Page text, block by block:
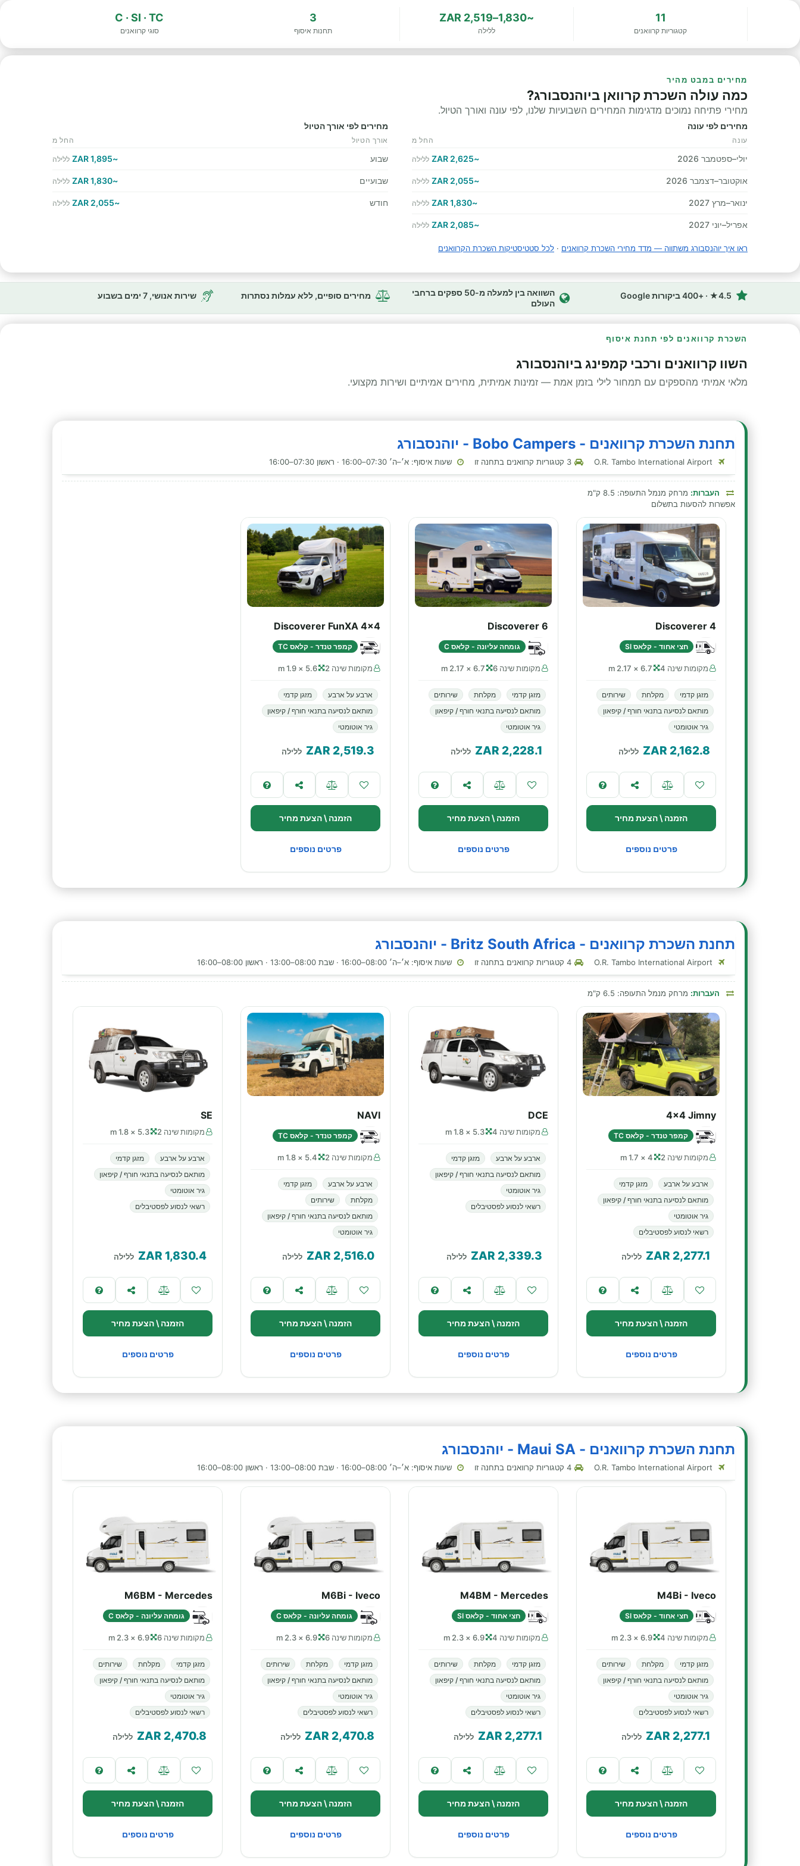
11
קטגוריות קרוואנים
~1,830–2,519 ZAR
ללילה
3
תחנות איסוף
C · SI · TC
סוגי קרוואנים
מחירים במבט מהיר
כמה עולה השכרת קרוואן ביוהנסבורג?
מחירי פתיחה נמוכים מדגימות המחירים השבועיות שלנו, לפי עונה ואורך הטיול.
מחירים לפי עונה
עונה החל מ
יולי–ספטמבר 2026 ~2,625 ZAR ללילה
אוקטובר–דצמבר 2026 ~2,055 ZAR ללילה
ינואר–מרץ 2027 ~1,830 ZAR ללילה
אפריל–יוני 2027 ~2,085 ZAR ללילה
מחירים לפי אורך הטיול
אורך הטיול החל מ
שבוע ~1,895 ZAR ללילה
שבועיים ~1,830 ZAR ללילה
חודש ~2,055 ZAR ללילה
ראו איך יוהנסבורג משתווה — מדד מחירי השכרת קרוואנים · לכל סטטיסטיקות השכרת הקרוואנים
4.5★ · +400 ביקורות Google
השוואה בין למעלה מ-50 ספקים ברחבי
העולם
מחירים סופיים, ללא עמלות נסתרות שירות אנושי, 7 ימים בשבוע
השכרת קרוואנים לפי תחנת איסוף
השוו קרוואנים ורכבי קמפינג ביוהנסבורג
מלאי אמיתי מהספקים עם תמחור לילי בזמן אמת — זמינות אמיתית, מחירים אמיתיים ושירות מקצועי.
תחנת השכרת קרוואנים - Bobo Campers - יוהנסבורג
שעות איסוף: א׳–ה׳ 07:30–16:00 · ראשון 07:30–16:00
העברות: מרחק מנמל התעופה: 8.5 ק"מ
אפשרות להסעות בתשלום
Discoverer 4
חצי אחוד - קלאס SI
מקומות שינה 4 6.7 × 2.17 m
מזגן קדמי מקלחת
שירותים
מותאם לנסיעה בתנאי חורף / קיפאון
גיר אוטומטי
2,162.8
ZAR ללילה
הזמנה \ הצעת מחיר
פרטים נוספים
Discoverer 6
גומחה עליונה - קלאס C
מקומות שינה 6 6.7 × 2.17 m
מזגן קדמי מקלחת
שירותים
מותאם לנסיעה בתנאי חורף / קיפאון
גיר אוטומטי
2,228.1
ZAR ללילה
הזמנה \ הצעת מחיר
פרטים נוספים
Discoverer FunXA 4x4
קמפר טנדר - קלאס TC
מקומות שינה 2 5.6 × 1.9 m
ארבע על ארבע
מזגן קדמי
מותאם לנסיעה בתנאי חורף / קיפאון
גיר אוטומטי
2,519.3
ZAR ללילה
הזמנה \ הצעת מחיר
פרטים נוספים
תחנת השכרת קרוואנים - Britz South Africa - יוהנסבורג
שעות איסוף: א׳–ה׳ 08:00–16:00 · שבת 08:00–13:00 · ראשון 08:00–16:00
העברות: מרחק מנמל התעופה: 6.5 ק"מ
4x4 Jimny
קמפר טנדר - קלאס TC
מקומות שינה 2 4 × 1.7 m
ארבע על ארבע
מזגן קדמי
מותאם לנסיעה בתנאי חורף / קיפאון
גיר אוטומטי
רשאי לנסוע לפסטיבלים
2,277.1
ZAR ללילה
הזמנה \ הצעת מחיר
פרטים נוספים
DCE
מקומות שינה 4 5.3 × 1.8 m
ארבע על ארבע
מזגן קדמי
מותאם לנסיעה בתנאי חורף / קיפאון
גיר אוטומטי
רשאי לנסוע לפסטיבלים
2,339.3
ZAR ללילה
הזמנה \ הצעת מחיר
פרטים נוספים
NAVI
קמפר טנדר - קלאס TC
מקומות שינה 2 5.4 × 1.8 m
ארבע על ארבע
מזגן קדמי
מקלחת
שירותים
מותאם לנסיעה בתנאי חורף / קיפאון
גיר אוטומטי
2,516.0
ZAR ללילה
הזמנה \ הצעת מחיר
פרטים נוספים
SE
מקומות שינה 2 5.3 × 1.8 m
ארבע על ארבע
מזגן קדמי
מותאם לנסיעה בתנאי חורף / קיפאון
גיר אוטומטי
רשאי לנסוע לפסטיבלים
1,830.4
ZAR ללילה
הזמנה \ הצעת מחיר
פרטים נוספים
תחנת השכרת קרוואנים - Maui SA - יוהנסבורג
שעות איסוף: א׳–ה׳ 08:00–16:00 · שבת 08:00–13:00 · ראשון 08:00–16:00
M4Bi - Iveco
חצי אחוד - קלאס SI
מקומות שינה 4 6.9 × 2.3 m
מזגן קדמי מקלחת
שירותים
מותאם לנסיעה בתנאי חורף / קיפאון
גיר אוטומטי
רשאי לנסוע לפסטיבלים
2,277.1
ZAR ללילה
הזמנה \ הצעת מחיר
פרטים נוספים
M4BM - Mercedes
חצי אחוד - קלאס SI
מקומות שינה 4 6.9 × 2.3 m
מזגן קדמי מקלחת
שירותים
מותאם לנסיעה בתנאי חורף / קיפאון
גיר אוטומטי
רשאי לנסוע לפסטיבלים
2,277.1
ZAR ללילה
הזמנה \ הצעת מחיר
פרטים נוספים
M6Bi - Iveco
גומחה עליונה - קלאס C
מקומות שינה 6 6.9 × 2.3 m
מזגן קדמי מקלחת
שירותים
מותאם לנסיעה בתנאי חורף / קיפאון
גיר אוטומטי
רשאי לנסוע לפסטיבלים
2,470.8
ZAR ללילה
הזמנה \ הצעת מחיר
פרטים נוספים
M6BM - Mercedes
גומחה עליונה - קלאס C
מקומות שינה 6 6.9 × 2.3 m
מזגן קדמי מקלחת
שירותים
מותאם לנסיעה בתנאי חורף / קיפאון
גיר אוטומטי
רשאי לנסוע לפסטיבלים
2,470.8
ZAR ללילה
הזמנה \ הצעת מחיר
פרטים נוספים